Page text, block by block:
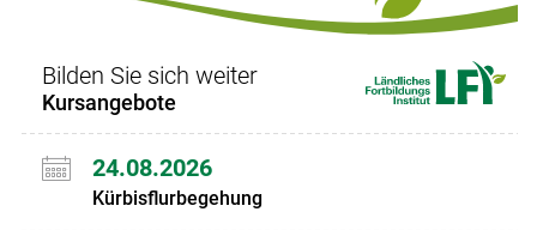
Bilden Sie sich weiter
Kursangebote
24.08.2026
Kürbisflurbegehung